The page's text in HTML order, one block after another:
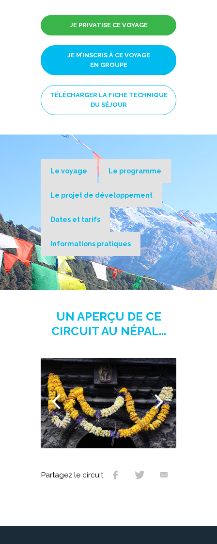
JE PRIVATISE CE VOYAGE
JE M’INSCRIS À CE VOYAGE
EN GROUPE
TÉLÉCHARGER LA FICHE TECHNIQUE
DU SÉJOUR
Le voyage Le programme
Le projet de développement
Dates et tarifs
Informations pratiques
UN APERÇU DE CE
CIRCUIT AU NÉPAL...
Partagez le circuit